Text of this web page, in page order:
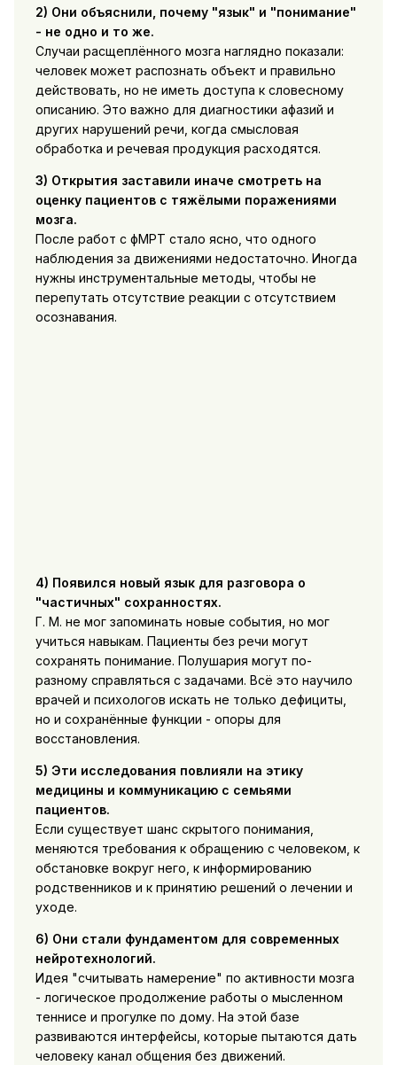
2) Они объяснили, почему "язык" и "понимание"
- не одно и то же.
Случаи расщеплённого мозга наглядно показали:
человек может распознать объект и правильно
действовать, но не иметь доступа к словесному
описанию. Это важно для диагностики афазий и
других нарушений речи, когда смысловая
обработка и речевая продукция расходятся.
3) Открытия заставили иначе смотреть на
оценку пациентов с тяжёлыми поражениями
мозга.
После работ с фМРТ стало ясно, что одного
наблюдения за движениями недостаточно. Иногда
нужны инструментальные методы, чтобы не
перепутать отсутствие реакции с отсутствием
осознавания.
4) Появился новый язык для разговора о
"частичных" сохранностях.
Г. М. не мог запоминать новые события, но мог
учиться навыкам. Пациенты без речи могут
сохранять понимание. Полушария могут по-
разному справляться с задачами. Всё это научило
врачей и психологов искать не только дефициты,
но и сохранённые функции - опоры для
восстановления.
5) Эти исследования повлияли на этику
медицины и коммуникацию с семьями
пациентов.
Если существует шанс скрытого понимания,
меняются требования к обращению с человеком, к
обстановке вокруг него, к информированию
родственников и к принятию решений о лечении и
уходе.
6) Они стали фундаментом для современных
нейротехнологий.
Идея "считывать намерение" по активности мозга
- логическое продолжение работы о мысленном
теннисе и прогулке по дому. На этой базе
развиваются интерфейсы, которые пытаются дать
человеку канал общения без движений.